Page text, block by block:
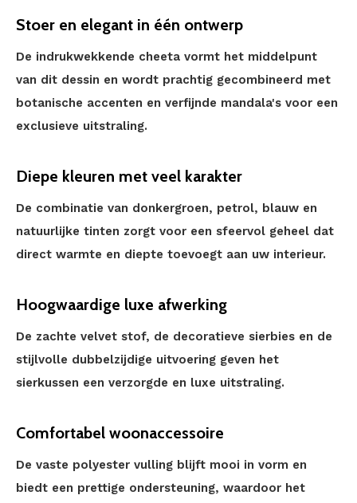
Stoer en elegant in één ontwerp
De indrukwekkende cheeta vormt het middelpunt
van dit dessin en wordt prachtig gecombineerd met
botanische accenten en verfijnde mandala's voor een
exclusieve uitstraling.
Diepe kleuren met veel karakter
De combinatie van donkergroen, petrol, blauw en
natuurlijke tinten zorgt voor een sfeervol geheel dat
direct warmte en diepte toevoegt aan uw interieur.
Hoogwaardige luxe afwerking
De zachte velvet stof, de decoratieve sierbies en de
stijlvolle dubbelzijdige uitvoering geven het
sierkussen een verzorgde en luxe uitstraling.
Comfortabel woonaccessoire
De vaste polyester vulling blijft mooi in vorm en
biedt een prettige ondersteuning, waardoor het